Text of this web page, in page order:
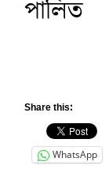
পালিত
Share this:
WhatsApp